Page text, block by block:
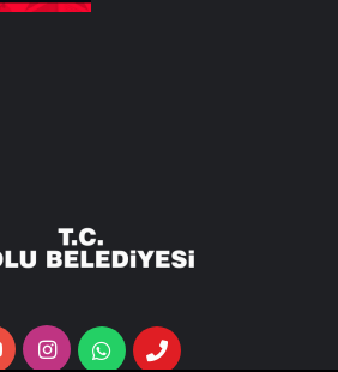
YouTubeInstagramWhatsappTelefon